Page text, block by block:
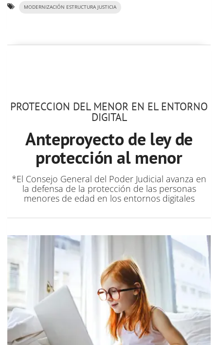
MODERNIZACIÓN ESTRUCTURA JUSTICIA
PROTECCION DEL MENOR EN EL ENTORNO
DIGITAL
Anteproyecto de ley de
protección al menor
*El Consejo General del Poder Judicial avanza en
la defensa de la protección de las personas
menores de edad en los entornos digitales